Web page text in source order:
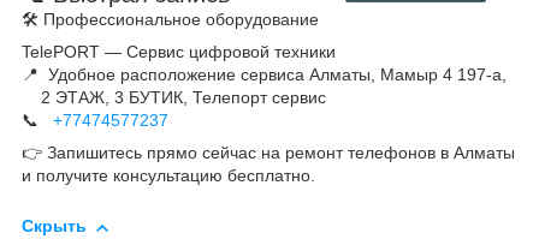
🛠 Профессиональное оборудование
TelePORT — Сервис цифровой техники
📍 Удобное расположение сервиса Алматы, Мамыр 4 197-а,
2 ЭТАЖ, 3 БУТИК, Телепорт сервис
📞
+77474577237
👉 Запишитесь прямо сейчас на ремонт телефонов в Алматы
и получите консультацию бесплатно.
Скрыть